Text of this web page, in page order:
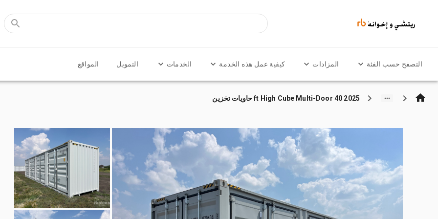
التصفح حسب الفئة المزادات كيفية عمل هذه الخدمة الخدمات التمويل المواقع
2025 40 ft High Cube Multi-Door حاويات تخزين